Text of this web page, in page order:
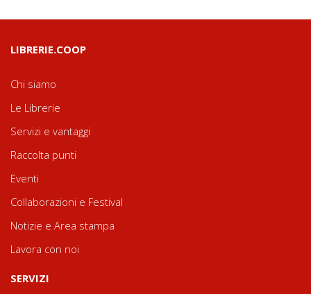
LIBRERIE.COOP
Chi siamo
Le Librerie
Servizi e vantaggi
Raccolta punti
Eventi
Collaborazioni e Festival
Notizie e Area stampa
Lavora con noi
SERVIZI